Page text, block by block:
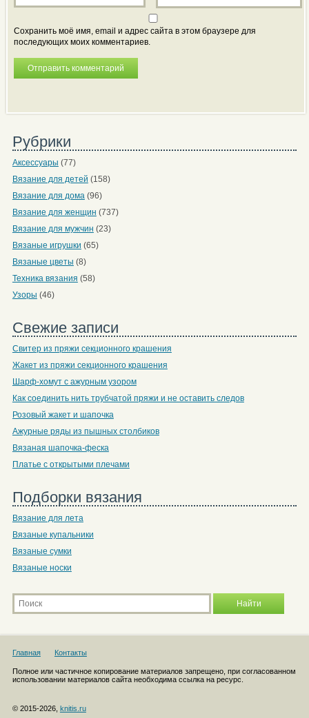
Сохранить моё имя, email и адрес сайта в этом браузере для
последующих моих комментариев.
Рубрики
Аксессуары (77)
Вязание для детей (158)
Вязание для дома (96)
Вязание для женщин (737)
Вязание для мужчин (23)
Вязаные игрушки (65)
Вязаные цветы (8)
Техника вязания (58)
Узоры (46)
Свежие записи
Свитер из пряжи секционного крашения
Жакет из пряжи секционного крашения
Шарф-хомут с ажурным узором
Как соединить нить трубчатой пряжи и не оставить следов
Розовый жакет и шапочка
Ажурные ряды из пышных столбиков
Вязаная шапочка-феска
Платье с открытыми плечами
Подборки вязания
Вязание для лета
Вязаные купальники
Вязаные сумки
Вязаные носки
Главная Контакты
Полное или частичное копирование материалов запрещено, при согласованном
использовании материалов сайта необходима ссылка на ресурс.
© 2015-2026, knitis.ru